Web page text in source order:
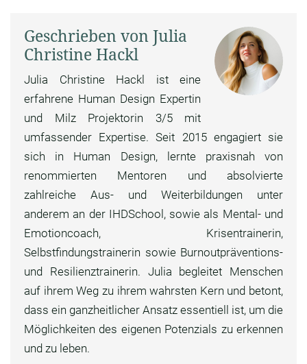
Geschrieben von Julia
Christine Hackl
Julia Christine Hackl ist eine
erfahrene Human Design Expertin
und Milz Projektorin 3/5 mit
umfassender Expertise. Seit 2015 engagiert sie
sich in Human Design, lernte praxisnah von
renommierten Mentoren und absolvierte
zahlreiche Aus- und Weiterbildungen unter
anderem an der IHDSchool, sowie als Mental- und
Emotioncoach, Krisentrainerin,
Selbstfindungstrainerin sowie Burnoutpräventions-
und Resilienztrainerin. Julia begleitet Menschen
auf ihrem Weg zu ihrem wahrsten Kern und betont,
dass ein ganzheitlicher Ansatz essentiell ist, um die
Möglichkeiten des eigenen Potenzials zu erkennen
und zu leben.